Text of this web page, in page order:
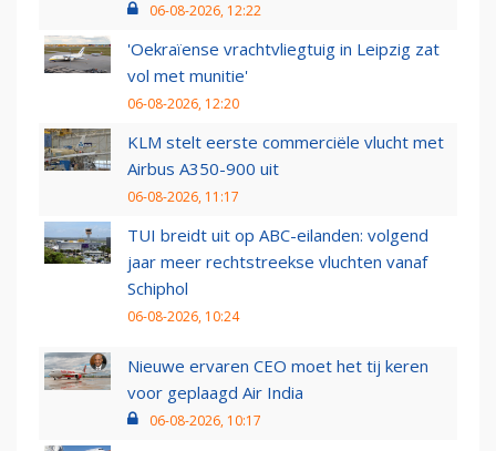
06-08-2026, 12:22
'Oekraïense vrachtvliegtuig in Leipzig zat
vol met munitie'
06-08-2026, 12:20
KLM stelt eerste commerciële vlucht met
Airbus A350-900 uit
06-08-2026, 11:17
TUI breidt uit op ABC-eilanden: volgend
jaar meer rechtstreekse vluchten vanaf
Schiphol
06-08-2026, 10:24
Nieuwe ervaren CEO moet het tij keren
voor geplaagd Air India
06-08-2026, 10:17